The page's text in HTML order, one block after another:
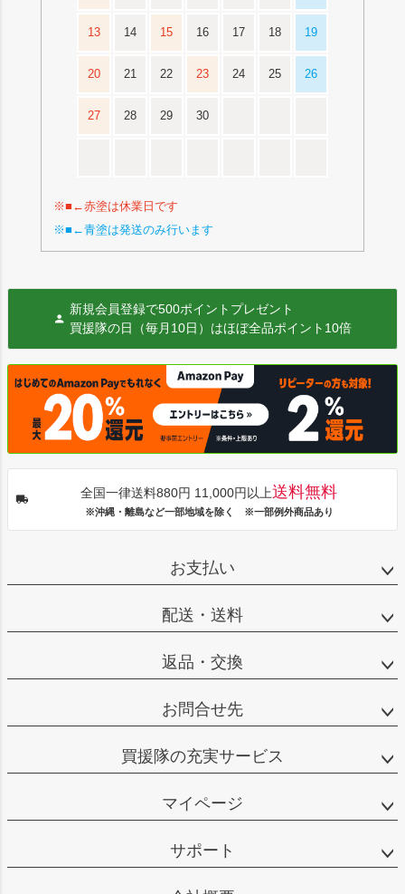
13 14 15 16 17 18 19
20 21 22 23 24 25 26
27 28 29 30
※■←赤塗は休業日です
※■←青塗は発送のみ行います
新規会員登録で500ポイントプレゼント
買援隊の日（毎月10日）はほぼ全品ポイント10倍
全国一律送料880円 11,000円以上送料無料
※沖縄・離島など一部地域を除く ※一部例外商品あり
お支払い
配送・送料
返品・交換
お問合せ先
買援隊の充実サービス
マイページ
サポート